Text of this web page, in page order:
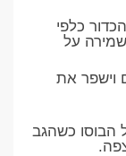
כלפי
על
וישפר את
הבוסו כשהגב